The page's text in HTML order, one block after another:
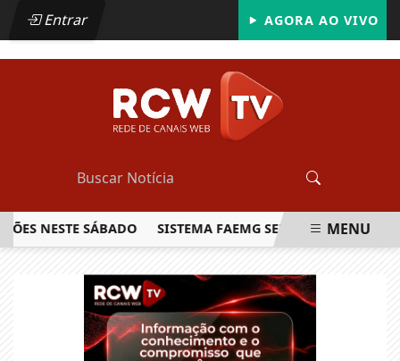
Entrar AGORA AO VIVO
NESTE SÁBADO SISTEMA FAEMG SENAR LANÇA O
MENU